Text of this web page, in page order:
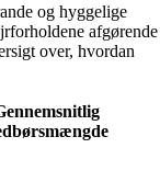
og hyggelige
afgørende
over, hvordan